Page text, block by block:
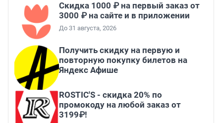
Скидка 1000 ₽ на первый заказ от
3000 ₽ на сайте и в приложении
До 31 августа, 2026
Получить скидку на первую и
повторную покупку билетов на
Яндекс Афише
ROSTIC'S - скидка 20% по
промокоду на любой заказ от
3199₽!